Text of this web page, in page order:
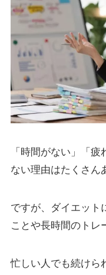
「時間がない」「
ない理由はたくさん
ですが、ダイエット
ことや長時間のトレ
忙しい人でも続けら